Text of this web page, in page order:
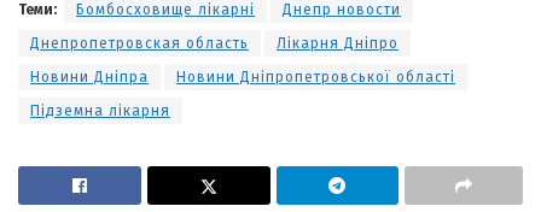
Теми: Бомбосховище лікарні
Днепр новости
Днепропетровская область
Лікарня Дніпро
Новини Дніпра
Новини Дніпропетровської області
Підземна лікарня